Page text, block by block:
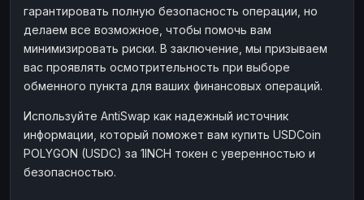
гарантировать полную безопасность операции, но
делаем все возможное, чтобы помочь вам
минимизировать риски. В заключение, мы призываем
вас проявлять осмотрительность при выборе
обменного пункта для ваших финансовых операций.
Используйте AntiSwap как надежный источник
информации, который поможет вам купить USDCoin
POLYGON (USDC) за 1INCH токен с уверенностью и
безопасностью.